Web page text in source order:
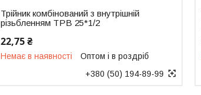
Трійник комбінований з внутрішній
різьбленням ТРВ 25*1/2
22,75 ₴
Немає в наявності
Оптом і в роздріб
+380 (50) 194-89-99